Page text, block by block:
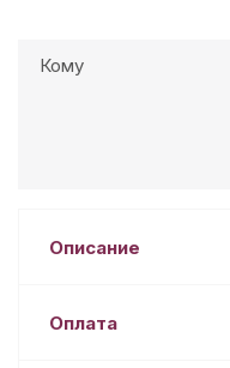
Кому
Описание
Оплата